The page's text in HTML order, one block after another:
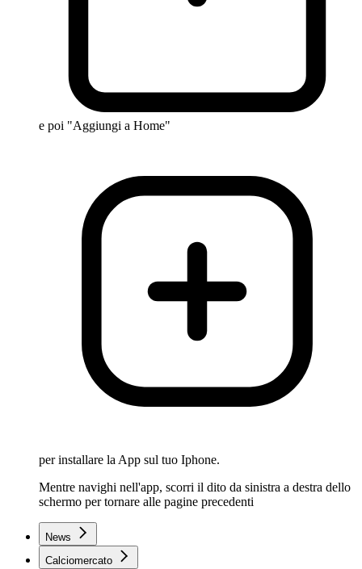
e poi "Aggiungi a Home"
per installare la App sul tuo Iphone.
Mentre navighi nell'app, scorri il dito da sinistra a destra dello
schermo per tornare alle pagine precedenti
News
Calciomercato